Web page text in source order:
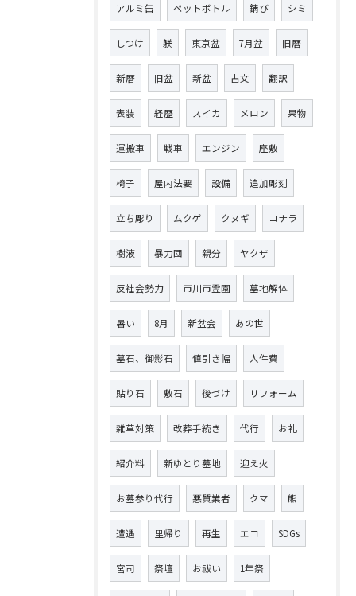
アルミ缶 ペットボトル 錆び シミ
しつけ 躾 東京盆 7月盆 旧暦
新暦 旧盆 新盆 古文 翻訳
表装 経歴 スイカ メロン 果物
運搬車 戦車 エンジン 座敷
椅子 屋内法要 設備 追加彫刻
立ち彫り ムクゲ クヌギ コナラ
樹液 暴力団 親分 ヤクザ
反社会勢力 市川市霊園 墓地解体
暑い 8月 新盆会 あの世
墓石、御影石 値引き幅 人件費
貼り石 敷石 後づけ リフォーム
雑草対策 改葬手続き 代行 お礼
紹介料 新ゆとり墓地 迎え火
お墓参り代行 悪質業者 クマ 熊
遭遇 里帰り 再生 エコ SDGs
宮司 祭壇 お祓い 1年祭